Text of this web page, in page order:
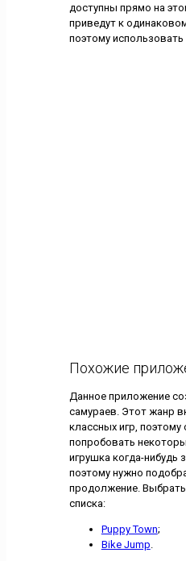
доступны прямо на
приведут к
поэтому
Похожие
Данное приложение
самураев. Этот жанр
классных игр, поэтому
попробовать
игрушка когда-нибудь
поэтому нужно
продолжение.
списка:
Puppy Town;
Bike Jump